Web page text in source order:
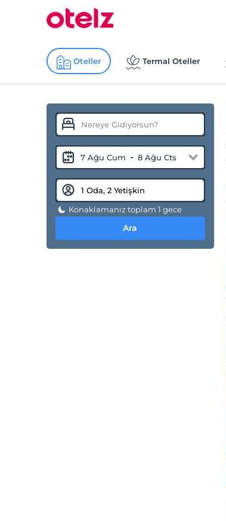
Oteller Termal Oteller
7 Ağu Cum - 8 Ağu Cts
Konaklamanız toplam 1 gece
Ara